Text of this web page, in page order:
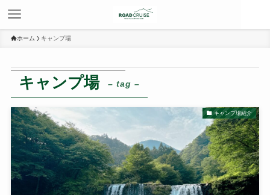
ホーム キャンプ場
キャンプ場 – tag –
キャンプ場紹介